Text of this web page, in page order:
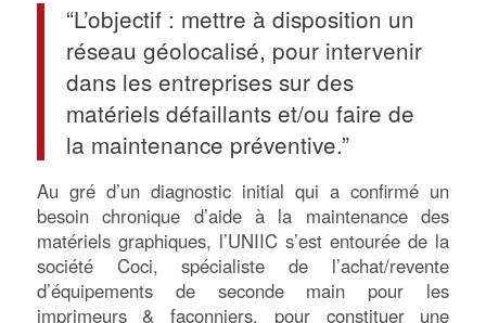
“L’objectif : mettre à disposition un
réseau géolocalisé, pour intervenir
dans les entreprises sur des
matériels défaillants et/ou faire de
la maintenance préventive.”
Au gré d’un diagnostic initial qui a confirmé un
besoin chronique d’aide à la maintenance des
matériels graphiques, l’UNIIC s’est entourée de la
société Coci, spécialiste de l’achat/revente
d’équipements de seconde main pour les
imprimeurs & façonniers, pour constituer une